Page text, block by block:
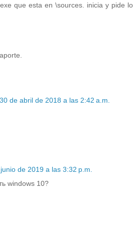
que esta en \sources. inicia y pide lo
30 de abril de 2018 a las 2:42 a.m.
de 2019 a las 3:32 p.m.
windows 10?